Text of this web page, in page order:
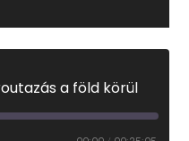
a föld körül